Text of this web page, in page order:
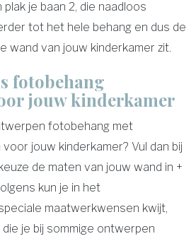
plak je baan 2, die naadloos
tot het hele behang en dus de
wand van jouw kinderkamer zit.
fotobehang
jouw kinderkamer
fotobehang met
jouw kinderkamer? Vul dan bij
de maten van jouw wand in +
kun je in het
maatwerkwensen kwijt,
je bij sommige ontwerpen